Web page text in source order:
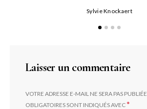
Sylvie Knockaert
Laisser un commentaire
VOTRE ADRESSE E-MAIL NE SERA PAS PUBLIÉE.
OBLIGATOIRES SONT INDIQUÉS AVEC*